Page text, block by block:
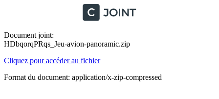
Document joint:
HDbqorqPRqs_Jeu-avion-panoramic.zip
Cliquez pour accéder au fichier
Format du document: application/x-zip-compressed